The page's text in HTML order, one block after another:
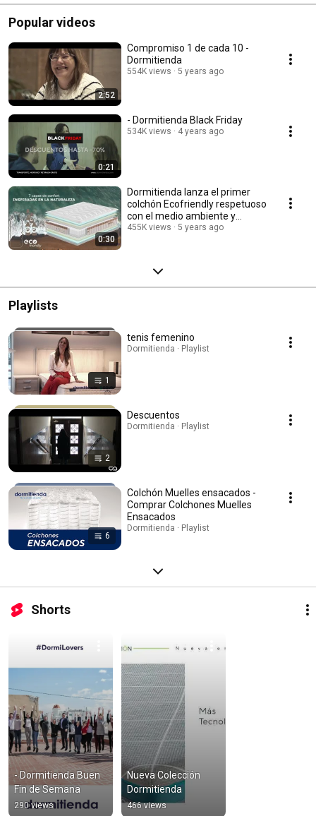
Popular videos
2:52
Compromiso 1 de cada 10 -
Dormitienda
554K views 5 years ago
0:21
- Dormitienda Black Friday
534K views 4 years ago
0:30
Dormitienda lanza el primer
colchón Ecofriendly respetuoso
con el medio ambiente y
máximo confort
455K views 5 years ago
Playlists
1
tenis femenino
Dormitienda · Playlist
2
Descuentos
Dormitienda · Playlist
6
Colchón Muelles ensacados -
Comprar Colchones Muelles
Ensacados
Dormitienda · Playlist
Shorts
- Dormitienda Buen
Fin de Semana
290 views
Nueva Colección
Dormitienda
466 views